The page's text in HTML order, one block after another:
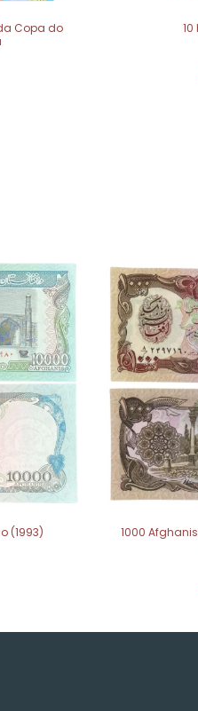
Copa do
10
(1993)
1000